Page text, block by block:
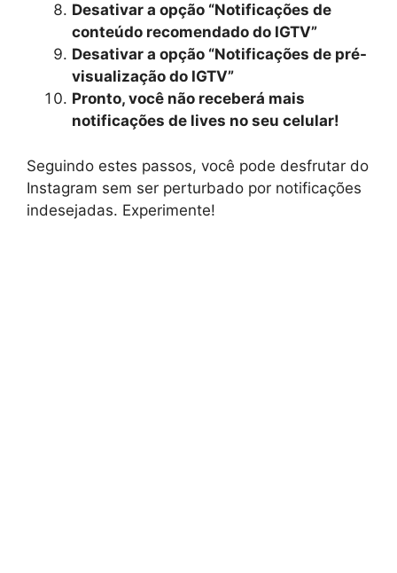
Desativar a opção “Notificações de
conteúdo recomendado do IGTV”
Desativar a opção “Notificações de pré-
visualização do IGTV”
Pronto, você não receberá mais
notificações de lives no seu celular!
Seguindo estes passos, você pode desfrutar do
Instagram sem ser perturbado por notificações
indesejadas. Experimente!